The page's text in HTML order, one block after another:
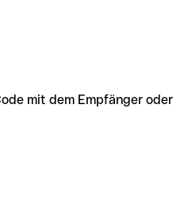
mit dem Empfänger oder